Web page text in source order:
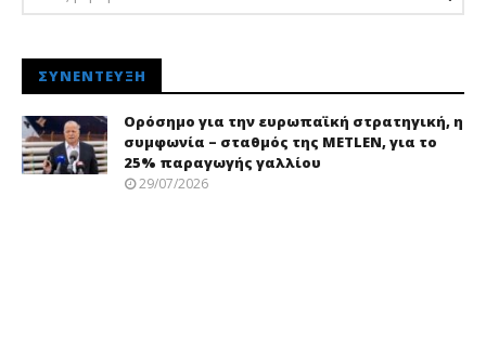
ΣΥΝΈΝΤΕΥΞΗ
Ορόσημο για την ευρωπαϊκή στρατηγική, η
συμφωνία – σταθμός της METLEN, για το
25% παραγωγής γαλλίου
29/07/2026